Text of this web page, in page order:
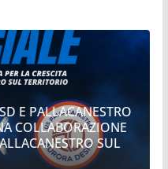
E PALLACANESTRO
COLLABORAZIONE
SUL